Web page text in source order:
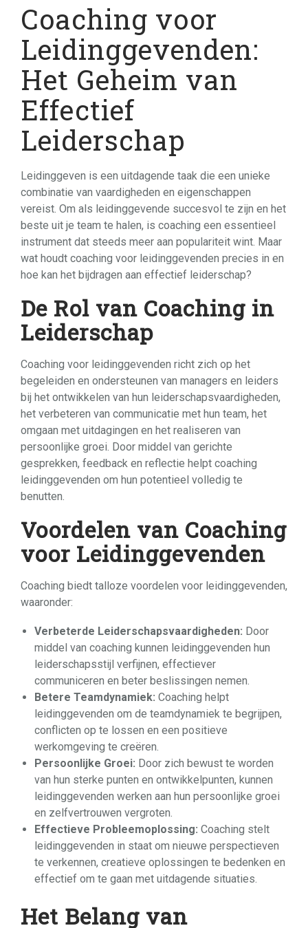
Coaching voor
Leidinggevenden:
Het Geheim van
Effectief
Leiderschap
Leidinggeven is een uitdagende taak die een unieke
combinatie van vaardigheden en eigenschappen
vereist. Om als leidinggevende succesvol te zijn en het
beste uit je team te halen, is coaching een essentieel
instrument dat steeds meer aan populariteit wint. Maar
wat houdt coaching voor leidinggevenden precies in en
hoe kan het bijdragen aan effectief leiderschap?
De Rol van Coaching in
Leiderschap
Coaching voor leidinggevenden richt zich op het
begeleiden en ondersteunen van managers en leiders
bij het ontwikkelen van hun leiderschapsvaardigheden,
het verbeteren van communicatie met hun team, het
omgaan met uitdagingen en het realiseren van
persoonlijke groei. Door middel van gerichte
gesprekken, feedback en reflectie helpt coaching
leidinggevenden om hun potentieel volledig te
benutten.
Voordelen van Coaching
voor Leidinggevenden
Coaching biedt talloze voordelen voor leidinggevenden,
waaronder:
Verbeterde Leiderschapsvaardigheden: Door
middel van coaching kunnen leidinggevenden hun
leiderschapsstijl verfijnen, effectiever
communiceren en beter beslissingen nemen.
Betere Teamdynamiek: Coaching helpt
leidinggevenden om de teamdynamiek te begrijpen,
conflicten op te lossen en een positieve
werkomgeving te creëren.
Persoonlijke Groei: Door zich bewust te worden
van hun sterke punten en ontwikkelpunten, kunnen
leidinggevenden werken aan hun persoonlijke groei
en zelfvertrouwen vergroten.
Effectieve Probleemoplossing: Coaching stelt
leidinggevenden in staat om nieuwe perspectieven
te verkennen, creatieve oplossingen te bedenken en
effectief om te gaan met uitdagende situaties.
Het Belang van